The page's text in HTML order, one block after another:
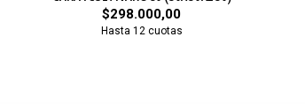
$298.000,00
Hasta 12 cuotas